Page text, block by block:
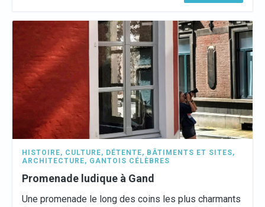
HISTOIRE, CULTURE, DÉTENTE, BÂTIMENTS ET SITES,
ARCHITECTURE, GANTOIS CÉLÈBRES
Promenade ludique à Gand
Une promenade le long des coins les plus charmants